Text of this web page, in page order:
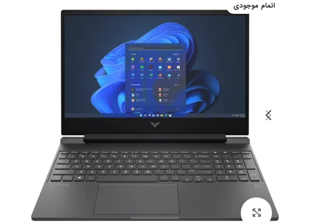
اتمام موجودی
بزرگنمایی تصویر